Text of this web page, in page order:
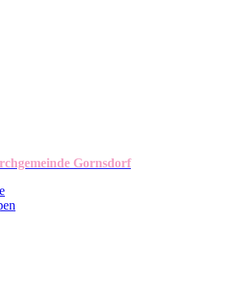
Gornsdorf